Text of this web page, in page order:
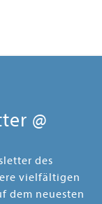
@
des
vielfältigen
dem neuesten